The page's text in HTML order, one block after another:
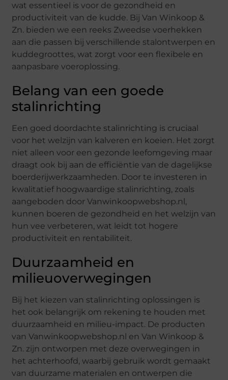
wat essentieel is voor de gezondheid en
productiviteit van de kudde. Bij Van Winkoop &
Zn. bieden we een reeks Zweedse voerhekken
aan die passen bij verschillende stalontwerpen en
kuddegroottes, wat zorgt voor een flexibele en
aanpasbare voeroplossing.
Belang van een goede
stalinrichting
Een goed doordachte stalinrichting is cruciaal
voor het welzijn van kalveren en koeien. Het zorgt
niet alleen voor een gezonde leefomgeving maar
draagt ook bij aan de efficiëntie van de dagelijkse
boerderijwerkzaamheden. Door te investeren in
kwalitatief hoogwaardige stalinrichting, zoals
aangeboden door Vanwinkoopwebshop.nl,
kunnen boeren de gezondheid en het welzijn van
hun vee verbeteren, wat leidt tot hogere
productiviteit en rentabiliteit.
Duurzaamheid en
milieuoverwegingen
Bij het kiezen van stalinrichting oplossingen is
het ook belangrijk om rekening te houden met
duurzaamheid en milieu-impact. De producten
van Vanwinkoopwebshop.nl en Van Winkoop &
Zn. zijn ontworpen met deze overwegingen in
het achterhoofd, waarbij gebruik wordt gemaakt
van duurzame materialen en ontwerpen die